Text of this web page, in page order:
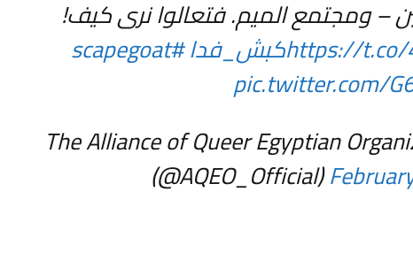
– ومجتمع الميم. فتعالوا نرى كيف!
https://t.co/
#scapegoat
pic.twitter.com/
— The Alliance of Queer Egyptian
(@AQEO_Official)